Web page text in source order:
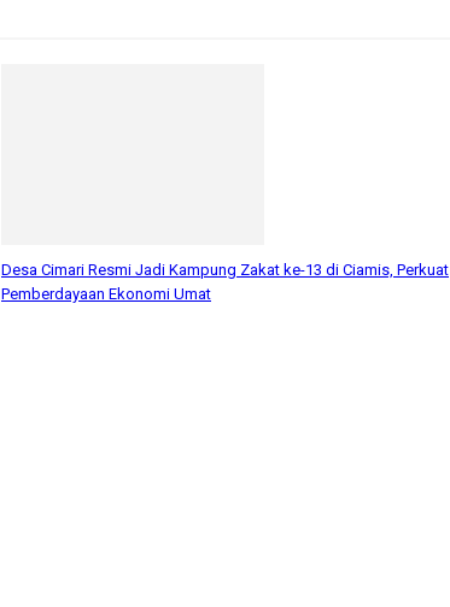
Desa Cimari Resmi Jadi Kampung Zakat ke-13 di Ciamis, Perkuat
Pemberdayaan Ekonomi Umat